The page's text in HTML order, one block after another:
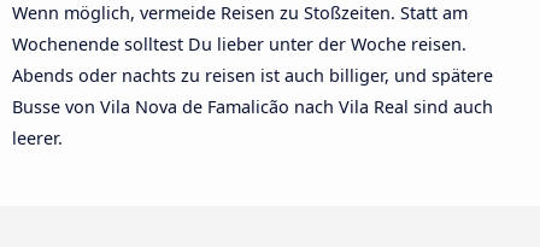
Wenn möglich, vermeide Reisen zu Stoßzeiten. Statt am
Wochenende solltest Du lieber unter der Woche reisen.
Abends oder nachts zu reisen ist auch billiger, und spätere
Busse von Vila Nova de Famalicão nach Vila Real sind auch
leerer.